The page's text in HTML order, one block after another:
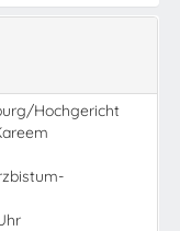
Hochgericht